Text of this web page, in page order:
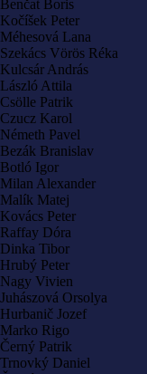
Benčat Boris
Kočíšek Peter
Méhesová Lana
Szekács Vörös Réka
Kulcsár András
László Attila
Csölle Patrik
Czucz Karol
Németh Pavel
Bezák Branislav
Botló Igor
Milan Alexander
Malík Matej
Kovács Peter
Raffay Dóra
Dinka Tibor
Hrubý Peter
Nagy Vivien
Juhászová Orsolya
Hurbanič Jozef
Marko Rigo
Černý Patrik
Trnovký Daniel